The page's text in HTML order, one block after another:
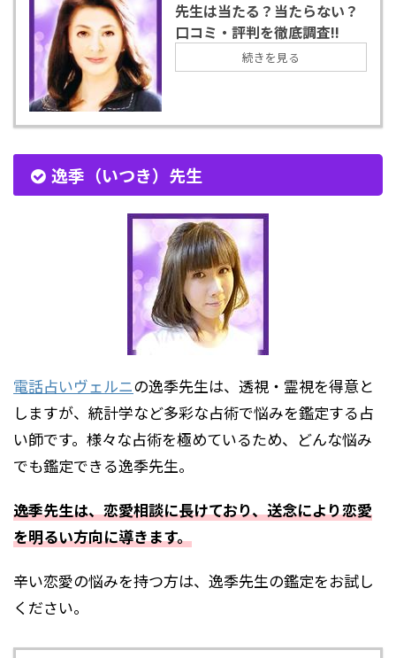
先生は当たる？当たらない？
口コミ・評判を徹底調査!!
続きを見る
逸季（いつき）先生
電話占いヴェルニの逸季先生は、透視・霊視を得意と
しますが、統計学など多彩な占術で悩みを鑑定する占
い師です。様々な占術を極めているため、どんな悩み
でも鑑定できる逸季先生。
逸季先生は、恋愛相談に長けており、送念により恋愛
を明るい方向に導きます。
辛い恋愛の悩みを持つ方は、逸季先生の鑑定をお試し
ください。